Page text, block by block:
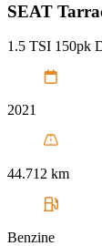
SEAT
1.5 TSI 150pk
2021
44.712 km
Benzine